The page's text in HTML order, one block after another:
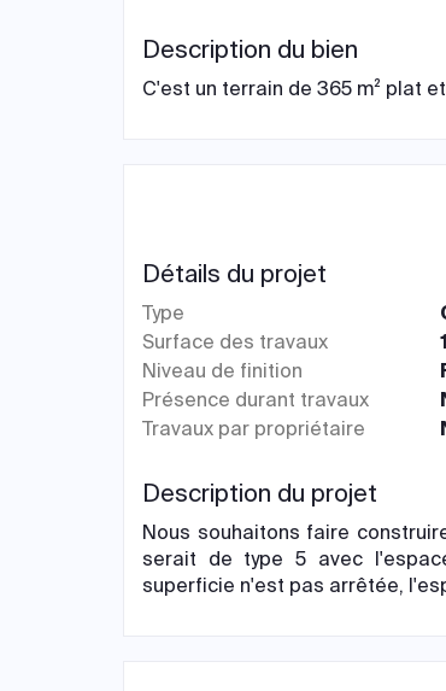
Description du bien
C'est un terrain de 365 m² plat
Détails du projet
Type
Surface des travaux
Niveau de finition
Présence durant travaux
Travaux par propriétaire
Description du projet
Nous souhaitons faire
serait de type 5 avec
superficie n'est pas arrêtée,